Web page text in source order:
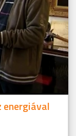
energiával